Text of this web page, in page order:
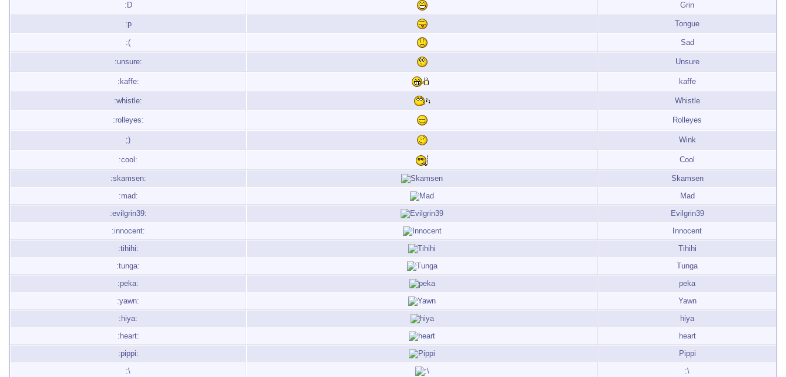
:D Grin
:p Tongue
:( Sad
:unsure: Unsure
:kaffe: kaffe
:whistle: Whistle
:rolleyes: Rolleyes
;) Wink
:cool: Cool
:skamsen:
Skamsen
:mad:
Mad
:evilgrin39:
Evilgrin39
:innocent:
Innocent
:tihihi:
Tihihi
:tunga:
Tunga
:peka:
peka
:yawn:
Yawn
:hiya:
hiya
:heart:
heart
:pippi:
Pippi
:\
:\